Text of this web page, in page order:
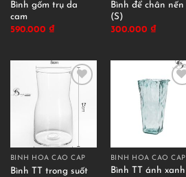
Bình gốm trụ da
cam
590.000 ₫
Bình để chân nến
(S)
300.000 ₫
BÌNH HOA CAO CẤP
Bình TT trong suốt
BÌNH HOA CAO CẤP
Bình TT ánh xanh